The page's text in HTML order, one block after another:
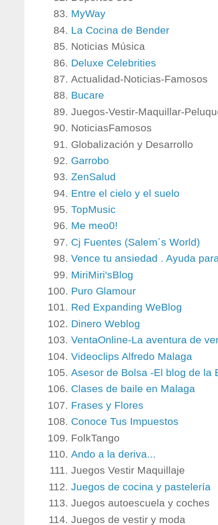
MyWay
La Cocina de Bender
Noticias Música
Deluxe Celebrities
Actualidad-Noticias-Famosos
Bucare
Juegos-Vestir-Maquillar-
NoticiasFamosos
Globalización y Desarrollo
Garrobo
ZenSalud
Entre el cielo y el suelo
TopMusic
Me meo0!
Cj Fuentes (Salem´s World)
Vence tu ansiedad . Ayuda
MiriMiri'sBlog
Puro Glamour
Red Expanding WeBlog
Dinero Weblog
VentaOnline-La aventura de
Videoclips Alfredo Malaga
Asesor de Bolsa -El blog de la
Clases de baile en Malaga
Frases y Flores
Conoce Tus Impuestos
FolkTango
Ando a la deriva...
Juegos Vestir Maquillaje
Juegos de cocina y pastelería
Juegos autoescuela y coches
Juegos de vestir y moda